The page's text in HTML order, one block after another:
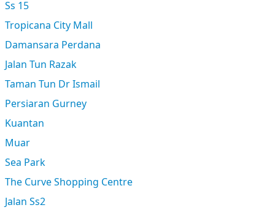
Ss 15
Tropicana City Mall
Damansara Perdana
Jalan Tun Razak
Taman Tun Dr Ismail
Persiaran Gurney
Kuantan
Muar
Sea Park
The Curve Shopping Centre
Jalan Ss2